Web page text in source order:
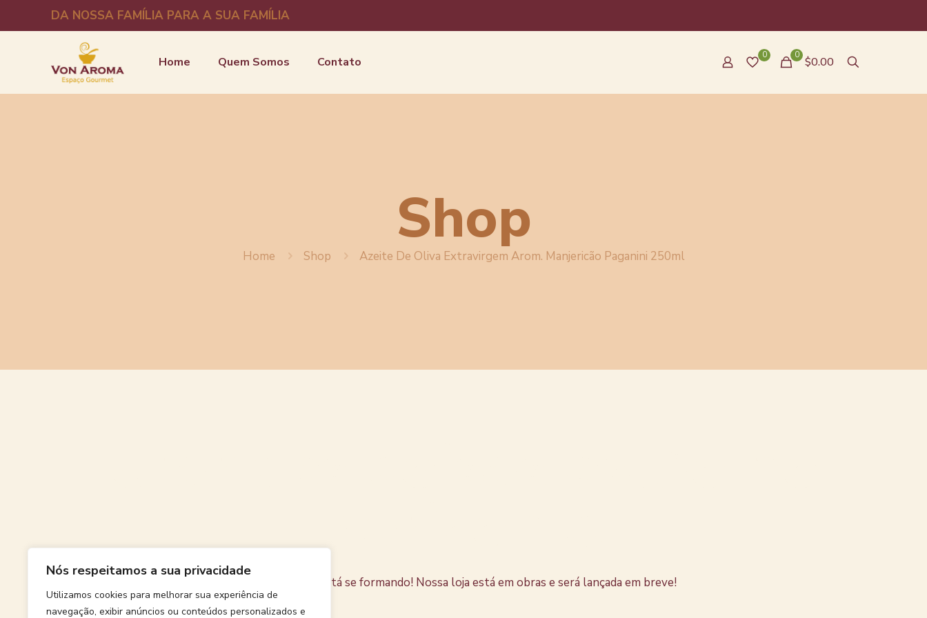
Nós respeitamos a sua privacidade
Utilizamos cookies para melhorar sua experiência de
navegação, exibir anúncios ou conteúdos personalizados e
DA NOSSA FAMÍLIA PARA A SUA FAMÍLIA
Home Quem Somos Contato 0 0 $0.00
Shop
Home Shop Azeite De Oliva Extravirgem Arom. Manjericão Paganini 250ml
Algo grande está se formando! Nossa loja está em obras e será lançada em breve!